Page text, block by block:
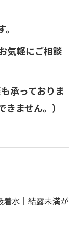
気軽にご相談
承っておりま
ません。）
着水｜結露未満が